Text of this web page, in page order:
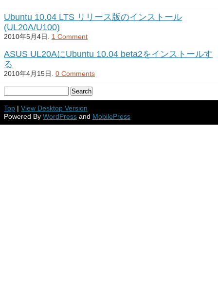
Ubuntu 10.04 LTS リリース版のインストール
(UL20A/U100)
2010年5月4日. 1 Comment
ASUS UL20AにUbuntu 10.04 beta2をインストールす
る
2010年4月15日. 0 Comments
Top | View Desktop Version
Powered By WordPress and MobilePress